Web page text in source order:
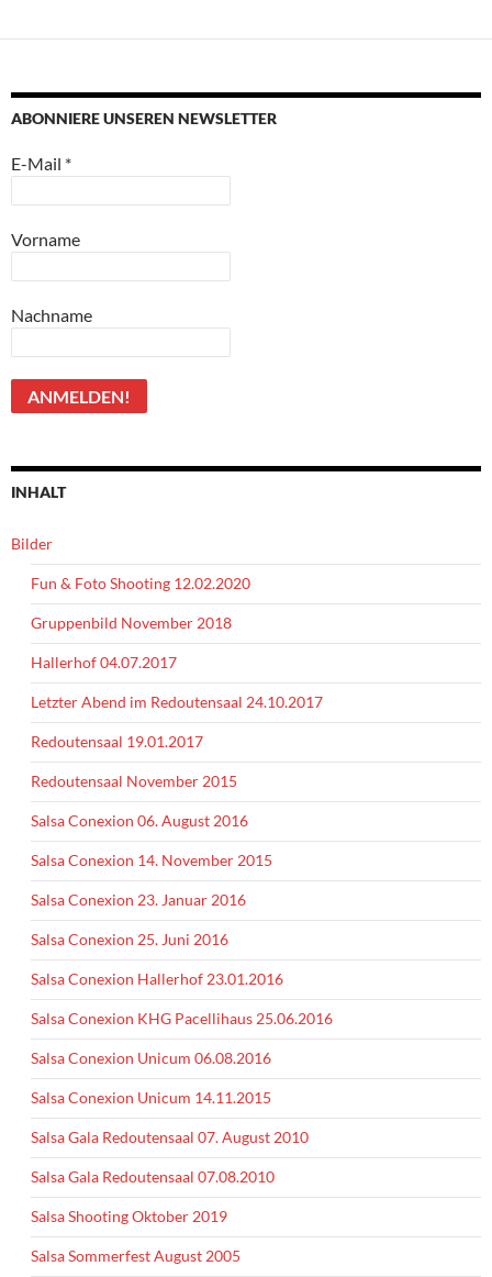
ABONNIERE UNSEREN NEWSLETTER
E-Mail *
Vorname
Nachname
INHALT
Bilder
Fun & Foto Shooting 12.02.2020
Gruppenbild November 2018
Hallerhof 04.07.2017
Letzter Abend im Redoutensaal 24.10.2017
Redoutensaal 19.01.2017
Redoutensaal November 2015
Salsa Conexion 06. August 2016
Salsa Conexion 14. November 2015
Salsa Conexion 23. Januar 2016
Salsa Conexion 25. Juni 2016
Salsa Conexion Hallerhof 23.01.2016
Salsa Conexion KHG Pacellihaus 25.06.2016
Salsa Conexion Unicum 06.08.2016
Salsa Conexion Unicum 14.11.2015
Salsa Gala Redoutensaal 07. August 2010
Salsa Gala Redoutensaal 07.08.2010
Salsa Shooting Oktober 2019
Salsa Sommerfest August 2005